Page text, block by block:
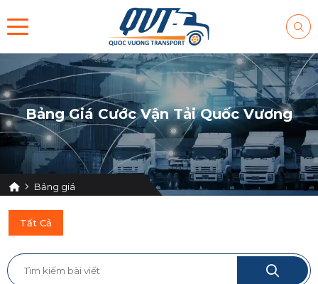
Bảng Giá Cước Vận Tải Quốc Vương
Bảng giá
Tất Cả